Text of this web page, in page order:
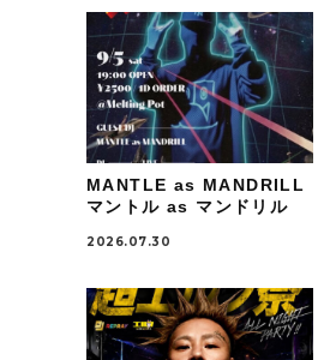
MANTLE as MANDRILL
マントル as マンドリル
2026.07.30